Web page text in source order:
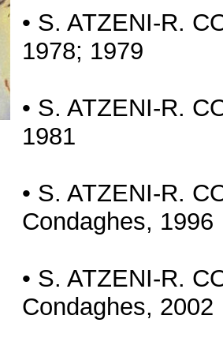
• S. ATZENI-R.
1978; 1979
• S. ATZENI-R.
1981
• S. ATZENI-R.
Condaghes, 1996
• S. ATZENI-R.
Condaghes, 2002